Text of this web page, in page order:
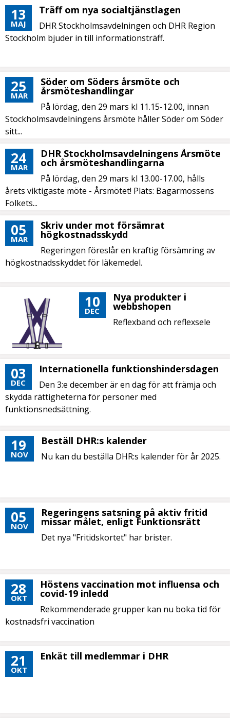
13
MAJ
Träff om nya socialtjänstlagen
DHR Stockholmsavdelningen och DHR Region
Stockholm bjuder in till informationsträff.
25
MAR
Söder om Söders årsmöte och
årsmöteshandlingar
På lördag, den 29 mars kl 11.15-12.00, innan
Stockholmsavdelningens årsmöte håller Söder om Söder
sitt...
24
MAR
DHR Stockholmsavdelningens Årsmöte
och årsmöteshandlingarna
På lördag, den 29 mars kl 13.00-17.00, hålls
årets viktigaste möte - Årsmötet! Plats: Bagarmossens
Folkets...
05
MAR
Skriv under mot försämrat
högkostnadsskydd
Regeringen föreslår en kraftig försämring av
högkostnadsskyddet för läkemedel.
10
DEC
Nya produkter i
webbshopen
Reflexband och reflexsele
03
DEC
Internationella funktionshindersdagen
Den 3:e december är en dag för att främja och
skydda rättigheterna för personer med
funktionsnedsättning.
19
NOV
Beställ DHR:s kalender
Nu kan du beställa DHR:s kalender för år 2025.
05
NOV
Regeringens satsning på aktiv fritid
missar målet, enligt Funktionsrätt
Det nya "Fritidskortet" har brister.
28
OKT
Höstens vaccination mot influensa och
covid-19 inledd
Rekommenderade grupper kan nu boka tid för
kostnadsfri vaccination
21
OKT
Enkät till medlemmar i DHR